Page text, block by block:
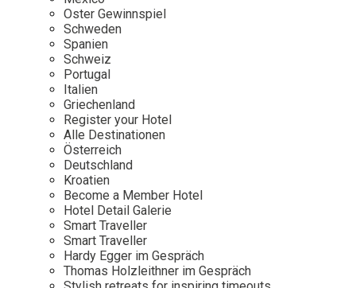
Mexico
Niederlande
Österreich
Portugal
Schweden
Spanien
Schweiz
Persönlichkeiten
Our Story
Career
Kontakt
Impressum
Oster Gewinnspiel
Schweden
Spanien
Schweiz
Portugal
Italien
Griechenland
Register your Hotel
Alle Destinationen
Österreich
Deutschland
Kroatien
Become a Member Hotel
Hotel Detail Galerie
Smart Traveller
Smart Traveller
Hardy Egger im Gespräch
Thomas Holzleithner im Gespräch